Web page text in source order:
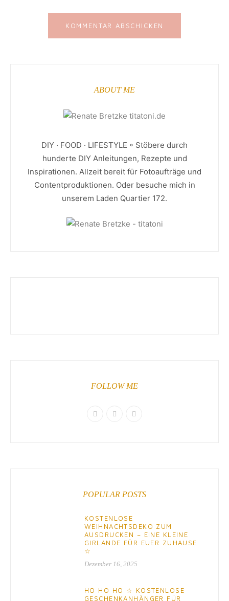
ABOUT ME
DIY · FOOD · LIFESTYLE ◦ Stöbere durch
hunderte DIY Anleitungen, Rezepte und
Inspirationen. Allzeit bereit für Fotoaufträge und
Contentproduktionen. Oder besuche mich in
unserem Laden Quartier 172.
FOLLOW ME
POPULAR POSTS
KOSTENLOSE
WEIHNACHTSDEKO ZUM
AUSDRUCKEN – EINE KLEINE
GIRLANDE FÜR EUER ZUHAUSE
☆
Dezember 16, 2025
HO HO HO ☆ KOSTENLOSE
GESCHENKANHÄNGER FÜR